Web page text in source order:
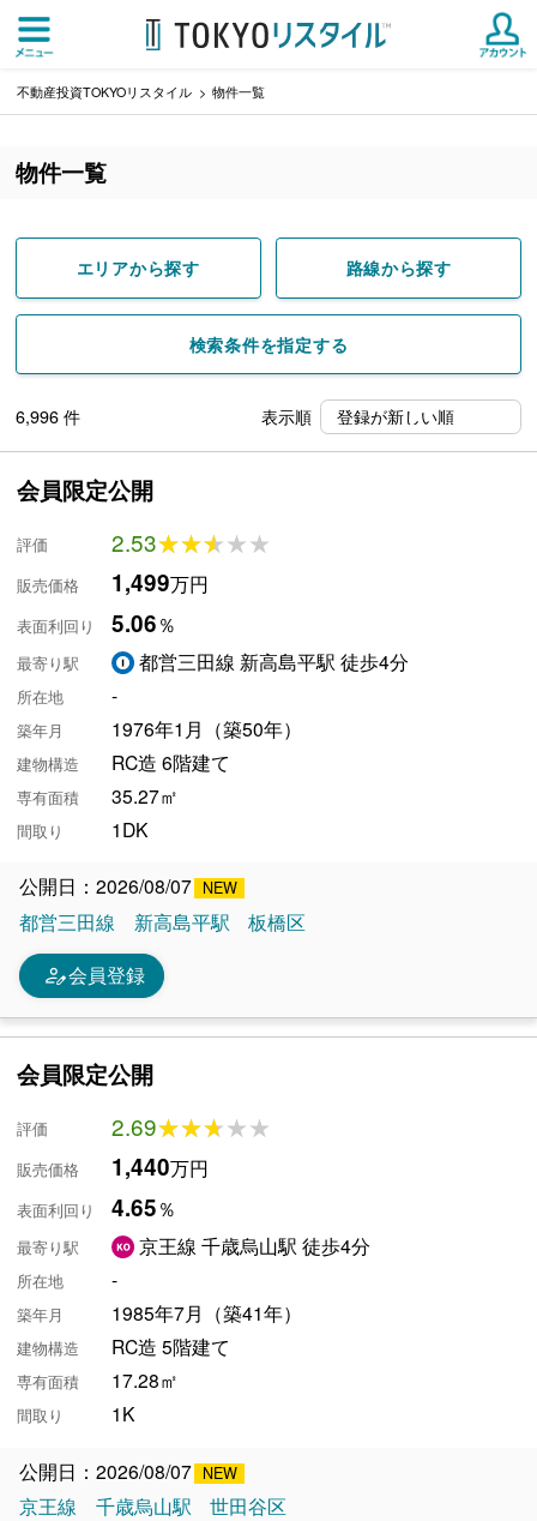
不動産投資TOKYOリスタイル 物件一覧
物件一覧
エリアから探す 路線から探す
検索条件を指定する
6,996件 表示順
会員限定公開
評価 2.53★★★★★
★★★★★
販売価格 1,499万円
表面利回り 5.06％
最寄り駅 都営三田線 新高島平駅 徒歩4分
所在地 -
築年月 1976年1月（築50年）
建物構造 RC造 6階建て
専有面積 35.27㎡
間取り 1DK
公開日：2026/08/07
都営三田線
新高島平駅 板橋区
person_edit会員登録
会員限定公開
評価 2.69★★★★★
★★★★★
販売価格 1,440万円
表面利回り 4.65％
最寄り駅 京王線 千歳烏山駅 徒歩4分
所在地 -
築年月 1985年7月（築41年）
建物構造 RC造 5階建て
専有面積 17.28㎡
間取り 1K
公開日：2026/08/07
京王線
千歳烏山駅 世田谷区